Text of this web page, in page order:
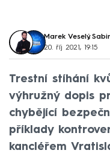
Marek Veselý,
20. říj 2021, 19:15
Trestní stíhání
výhružný dopis
chybějící
příklady
kancléřem